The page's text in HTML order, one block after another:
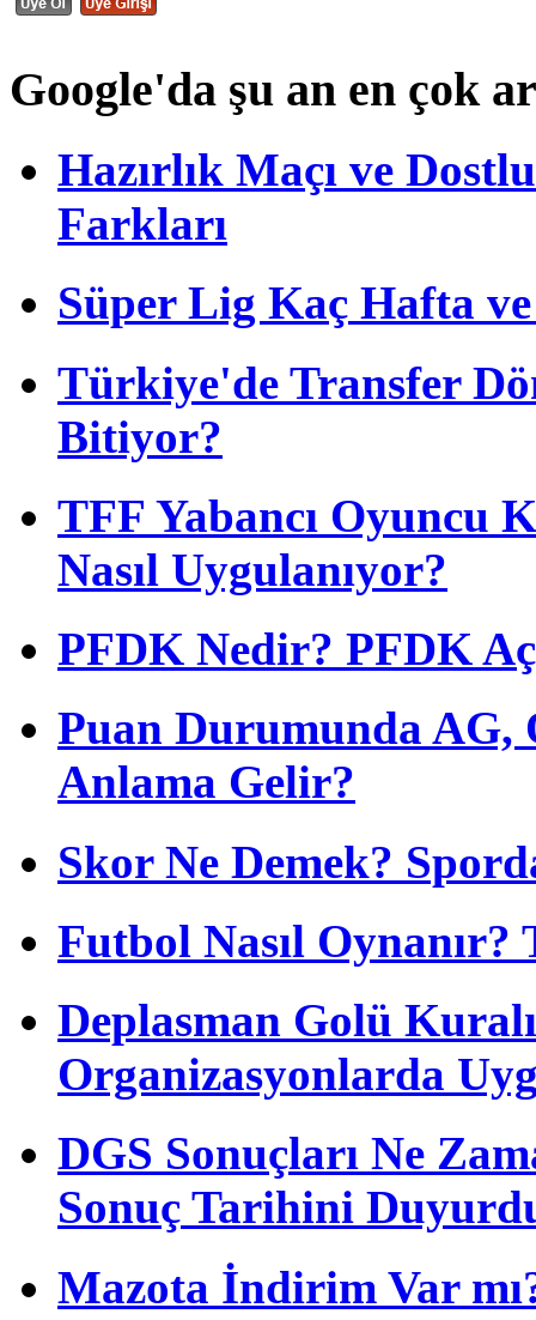
Google'da şu an en çok
Hazırlık Maçı ve
Farkları
Süper Lig Kaç Hafta
Türkiye'de Transfer
Bitiyor?
TFF Yabancı Oyuncu
Nasıl Uygulanıyor?
PFDK Nedir? PFDK
Puan Durumunda AG,
Anlama Gelir?
Skor Ne Demek?
Futbol Nasıl
Deplasman Golü
Organizasyonlarda
DGS Sonuçları Ne
Sonuç Tarihini
Mazota İndirim Var